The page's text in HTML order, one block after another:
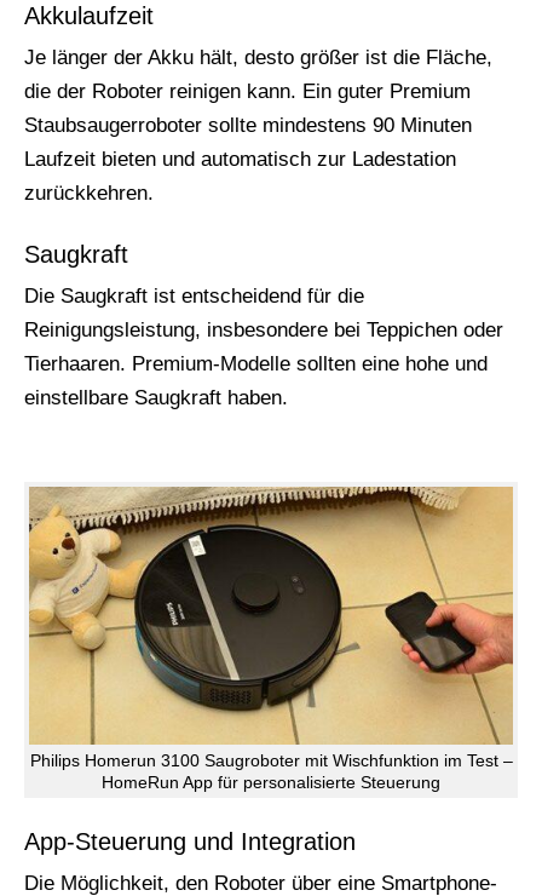
Akkulaufzeit
Je länger der Akku hält, desto größer ist die Fläche,
die der Roboter reinigen kann. Ein guter Premium
Staubsaugerroboter sollte mindestens 90 Minuten
Laufzeit bieten und automatisch zur Ladestation
zurückkehren.
Saugkraft
Die Saugkraft ist entscheidend für die
Reinigungsleistung, insbesondere bei Teppichen oder
Tierhaaren. Premium-Modelle sollten eine hohe und
einstellbare Saugkraft haben.
Philips Homerun 3100 Saugroboter mit Wischfunktion im Test –
HomeRun App für personalisierte Steuerung
App-Steuerung und Integration
Die Möglichkeit, den Roboter über eine Smartphone-